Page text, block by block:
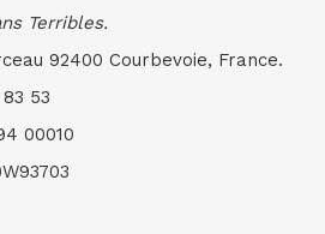
Terribles.
92400 Courbevoie, France.
53
00010